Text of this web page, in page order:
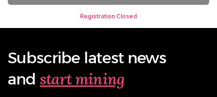
Registration Closed
Subscribe latest news
and start mining